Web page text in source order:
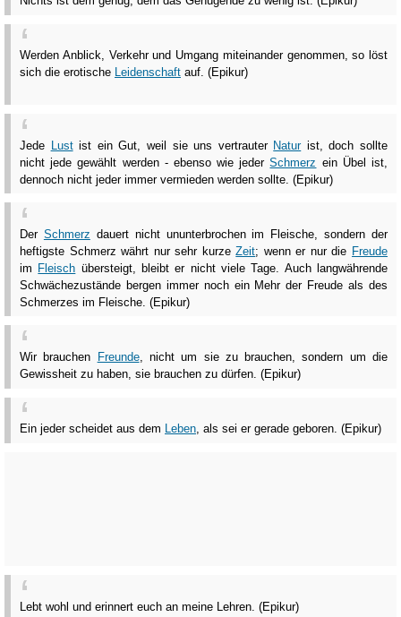
Werden Anblick, Verkehr und Umgang miteinander genommen, so löst
sich die erotische Leidenschaft auf. (Epikur)
Jede Lustist ein Gut, weil sie uns vertrauter Naturist, doch sollte
nicht jede gewählt werden - ebenso wie jederSchmerz ein Übel ist,
dennoch nicht jeder immer vermieden werden sollte. (Epikur)
Der Schmerz dauert nicht ununterbrochen im Fleische, sondern der
heftigste Schmerz währt nur sehr kurzeZeit; wenn er nur die Freude
im Fleisch übersteigt, bleibt er nicht viele Tage. Auch langwährende
Schwächezustände bergen immer noch ein Mehr der Freude als des
Schmerzes im Fleische. (Epikur)
Wir brauchen Freunde, nicht um sie zu brauchen, sondern um die
Gewissheit zu haben, sie brauchen zu dürfen. (Epikur)
Ein jeder scheidet aus dem Leben, als sei er gerade geboren. (Epikur)
Lebt wohl und erinnert euch an meine Lehren. (Epikur)